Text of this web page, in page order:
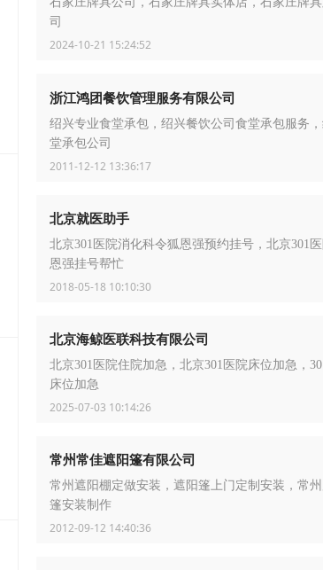
司
2024-10-21 15:24:52
浙江鸿团餐饮管理服务有限公司
绍兴专业食堂承包，绍兴餐饮公司食堂承包服务
堂承包公司
2011-12-12 13:36:17
北京就医助手
北京301医院消化科令狐恩强预约挂号，北京301
恩强挂号帮忙
2018-05-18 10:10:30
北京海鲸医联科技有限公司
北京301医院住院加急，北京301医院床位加急，
床位加急
2025-07-03 10:14:26
常州常佳遮阳篷有限公司
常州遮阳棚定做安装，遮阳篷上门定制安装，常
篷安装制作
2012-09-12 14:40:36